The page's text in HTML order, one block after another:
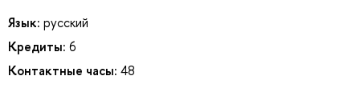
Язык: русский
Кредиты: 6
Контактные часы: 48